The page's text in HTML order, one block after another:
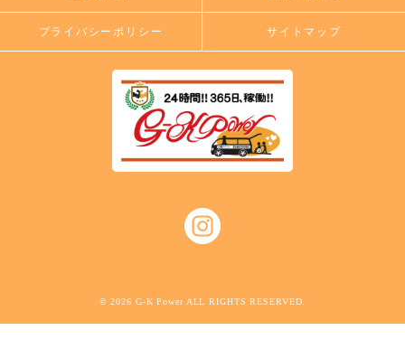
プライバシーポリシー サイトマップ
© 2026 G-K Power ALL RIGHTS RESERVED.